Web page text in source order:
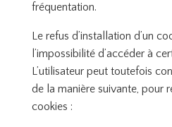
fréquentation.
Le refus d’installation d’un
l’impossibilité d’accéder à
L’utilisateur peut toutefois
de la manière suivante, pour
cookies :